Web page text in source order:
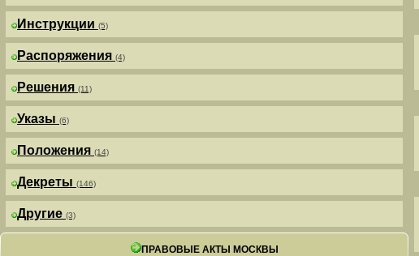
Инструкции (5)
Распоряжения (4)
Решения (11)
Указы (6)
Положения (14)
Декреты (146)
Другие (3)
ПРАВОВЫЕ АКТЫ МОСКВЫ